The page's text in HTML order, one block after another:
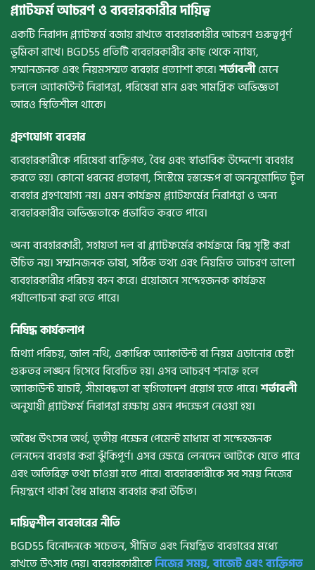
প্ল্যাটফর্ম আচরণ ও ব্যবহারকারীর দায়িত্ব
একটি নিরাপদ প্ল্যাটফর্ম বজায় রাখতে ব্যবহারকারীর আচরণ গুরুত্বপূর্ণ
ভূমিকা রাখে। BGD55 প্রতিটি ব্যবহারকারীর কাছ থেকে ন্যায্য,
সম্মানজনক এবং নিয়মসম্মত ব্যবহার প্রত্যাশা করে।শর্তাবলীমেনে
চললে অ্যাকাউন্ট নিরাপত্তা, পরিষেবা মান এবং সামগ্রিক অভিজ্ঞতা
আরও স্থিতিশীল থাকে।
গ্রহণযোগ্য ব্যবহার
ব্যবহারকারীকে পরিষেবা ব্যক্তিগত, বৈধ এবং স্বাভাবিক উদ্দেশ্যে ব্যবহার
করতে হয়। কোনো ধরনের প্রতারণা, সিস্টেমে হস্তক্ষেপ বা অননুমোদিত টুল
ব্যবহার গ্রহণযোগ্য নয়। এমন কার্যক্রম প্ল্যাটফর্মের নিরাপত্তা ও অন্য
ব্যবহারকারীর অভিজ্ঞতাকে প্রভাবিত করতে পারে।
অন্য ব্যবহারকারী, সহায়তা দল বা প্ল্যাটফর্মের কার্যক্রমে বিঘ্ন সৃষ্টি করা
উচিত নয়। সম্মানজনক ভাষা, সঠিক তথ্য এবং নিয়মিত আচরণ ভালো
ব্যবহারকারীর পরিচয় বহন করে। প্রয়োজনে সন্দেহজনক কার্যক্রম
পর্যালোচনা করা হতে পারে।
নিষিদ্ধ কার্যকলাপ
মিথ্যা পরিচয়, জাল নথি, একাধিক অ্যাকাউন্ট বা নিয়ম এড়ানোর চেষ্টা
গুরুতর লঙ্ঘন হিসেবে বিবেচিত হয়। এসব আচরণ শনাক্ত হলে
অ্যাকাউন্ট যাচাই, সীমাবদ্ধতা বা স্থগিতাদেশ প্রয়োগ হতে পারে।শর্তাবলী
অনুযায়ী প্ল্যাটফর্ম নিরাপত্তা রক্ষায় এমন পদক্ষেপ নেওয়া হয়।
অবৈধ উৎসের অর্থ, তৃতীয় পক্ষের পেমেন্ট মাধ্যম বা সন্দেহজনক
লেনদেন ব্যবহার করা ঝুঁকিপূর্ণ। এসব ক্ষেত্রে লেনদেন আটকে যেতে পারে
এবং অতিরিক্ত তথ্য চাওয়া হতে পারে। ব্যবহারকারীকে সব সময় নিজের
নিয়ন্ত্রণে থাকা বৈধ মাধ্যম ব্যবহার করা উচিত।
দায়িত্বশীল ব্যবহারের নীতি
BGD55 বিনোদনকে সচেতন, সীমিত এবং নিয়ন্ত্রিত ব্যবহারের মধ্যে
রাখতে উৎসাহ দেয়। ব্যবহারকারীকেনিজের সময়, বাজেট এবং ব্যক্তিগত